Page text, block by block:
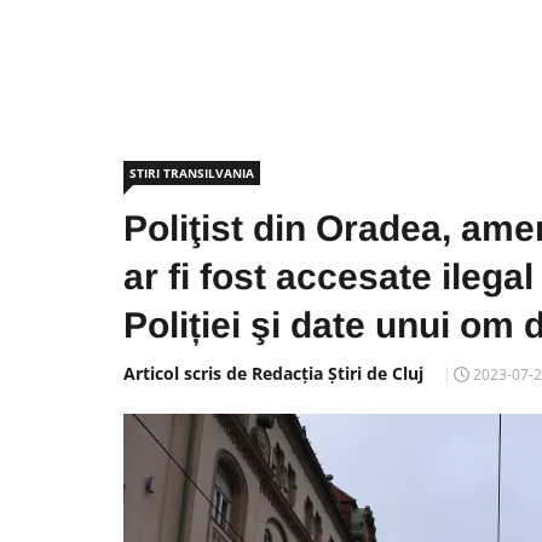
STIRI TRANSILVANIA
Poliţist din Oradea,
ar fi fost accesate
Poliției şi date unui om
Articol scris de Redacția Știri de Cluj 2023-07-